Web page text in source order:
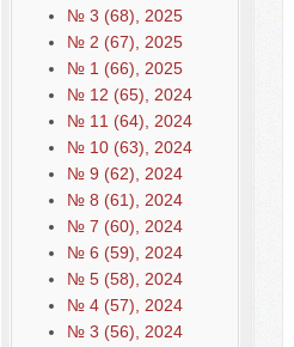
№ 3 (68), 2025
№ 2 (67), 2025
№ 1 (66), 2025
№ 12 (65), 2024
№ 11 (64), 2024
№ 10 (63), 2024
№ 9 (62), 2024
№ 8 (61), 2024
№ 7 (60), 2024
№ 6 (59), 2024
№ 5 (58), 2024
№ 4 (57), 2024
№ 3 (56), 2024